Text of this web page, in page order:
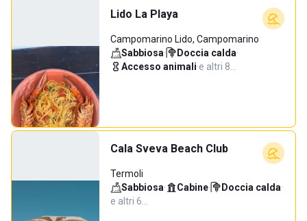
Lido La Playa
Campomarino Lido, Campomarino
Sabbiosa· Doccia calda·
Accesso animali·e altri 8…
Cala Sveva Beach Club
Termoli
Sabbiosa· Cabine· Doccia calda·
e altri 6…